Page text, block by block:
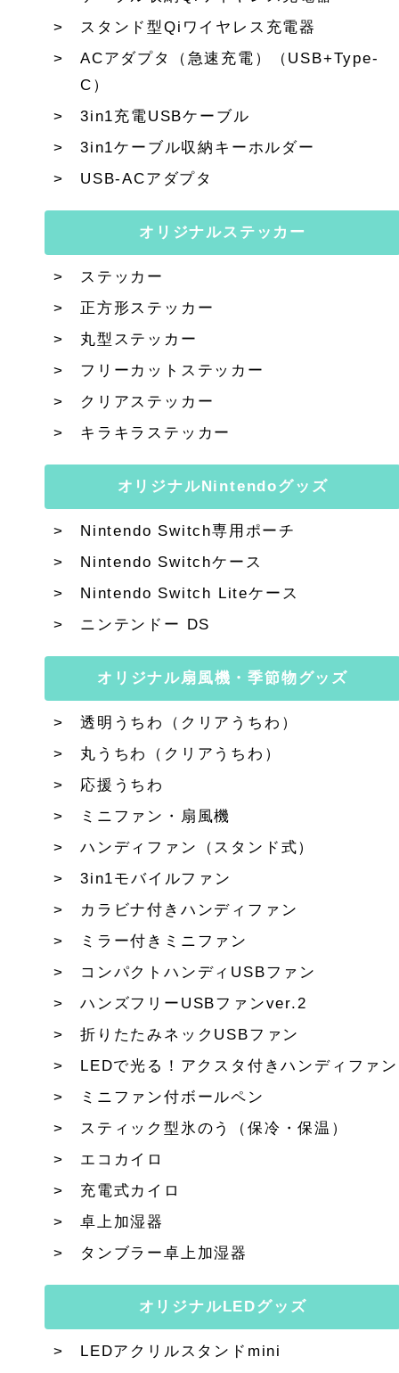
スタンド型Qiワイヤレス充電器
ACアダプタ（急速充電）（USB+Type-
C）
3in1充電USBケーブル
3in1ケーブル収納キーホルダー
USB-ACアダプタ
オリジナルステッカー
ステッカー
正方形ステッカー
丸型ステッカー
フリーカットステッカー
クリアステッカー
キラキラステッカー
オリジナルNintendoグッズ
Nintendo Switch専用ポーチ
Nintendo Switchケース
Nintendo Switch Liteケース
ニンテンドー DS
オリジナル扇風機・季節物グッズ
透明うちわ（クリアうちわ）
丸うちわ（クリアうちわ）
応援うちわ
ミニファン・扇風機
ハンディファン（スタンド式）
3in1モバイルファン
カラビナ付きハンディファン
ミラー付きミニファン
コンパクトハンディUSBファン
ハンズフリーUSBファンver.2
折りたたみネックUSBファン
LEDで光る！アクスタ付きハンディファン
ミニファン付ボールペン
スティック型氷のう（保冷・保温）
エコカイロ
充電式カイロ
卓上加湿器
タンブラー卓上加湿器
オリジナルLEDグッズ
LEDアクリルスタンドmini